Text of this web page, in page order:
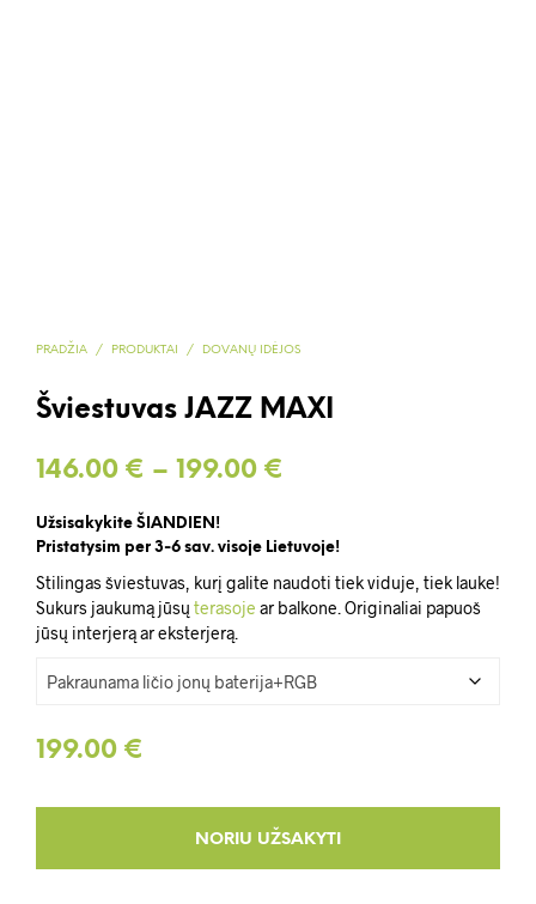
PRADŽIA / PRODUKTAI / DOVANŲ IDĖJOS
Šviestuvas JAZZ MAXI
146.00 € – 199.00 €
146.00 €
through
199.00 €
Užsisakykite ŠIANDIEN!
Pristatysim per 3-6 sav. visoje Lietuvoje!
Stilingas šviestuvas, kurį galite naudoti tiek viduje, tiek lauke!
Sukurs jaukumą jūsų terasoje ar balkone. Originaliai papuoš
jūsų interjerą ar eksterjerą.
199.00 €